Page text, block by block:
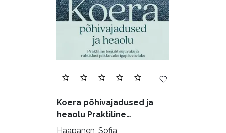
Filosoofia (146)
Geograafia (65)
Haridus (20)
Ilukirjandus (4258)
Krimi ja põnevik (1286)
Kultuur ja teadus (45)
Koera põhivajadused ja
heaolu Praktiline
käsiraamat sujuvaks ja
Haapanen, Sofia